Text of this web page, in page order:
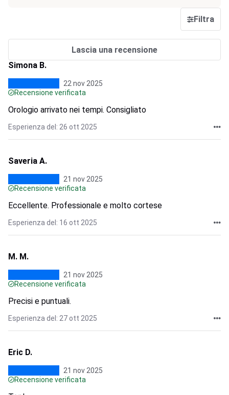
Filtra
Lascia una recensione
Simona B.
22 nov 2025
Recensione verificata
Orologio arrivato nei tempi. Consigliato
Esperienza del: 26 ott 2025
Saveria A.
21 nov 2025
Recensione verificata
Eccellente. Professionale e molto cortese
Esperienza del: 16 ott 2025
M. M.
21 nov 2025
Recensione verificata
Precisi e puntuali.
Esperienza del: 27 ott 2025
Eric D.
21 nov 2025
Recensione verificata